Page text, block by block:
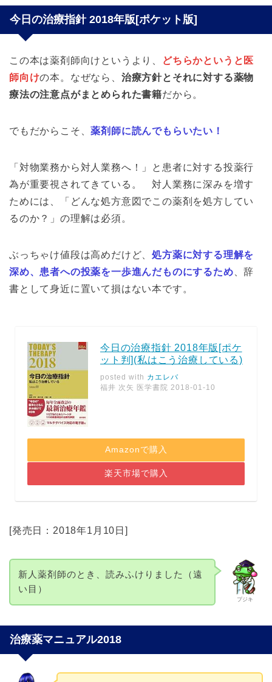
今日の治療指針 2018年版[ポケット版]
この本は薬剤師向けというより、
どちらかというと医
師向けの本。なぜなら、 治療方針とそれに対する薬物
療法の注意点がまとめられた書籍だから。
でもだからこそ、薬剤師に読んでもらいたい！
「対物業務から対人業務へ！」と患者に対する投薬行
為が重要視されてきている。 対人業務に深みを増す
ためには、「どんな処方意図でこの薬剤を処方してい
るのか？」の理解は必須。
ぶっちゃけ値段は高めだけど、処方薬に対する理解を
深め、患者への投薬を一歩進んだものにするため、辞
書として身近に置いて損はない本です。
今日の治療指針 2018年版[ポケ
ット判](私はこう治療している)
posted with カエレバ
福井 次矢 医学書院 2018-01-10
Amazonで購入
楽天市場で購入
[発売日：2018年1月10日]
プジキ
新人薬剤師のとき、読みふけりました（遠
い目）
治療薬マニュアル2018